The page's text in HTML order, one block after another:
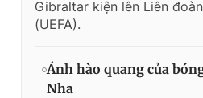
Gibraltar kiện lên Liên
(UEFA).
Ánh hào quang của
Nha